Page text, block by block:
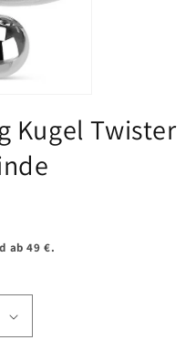
Kugel Twister
ab 49 €.